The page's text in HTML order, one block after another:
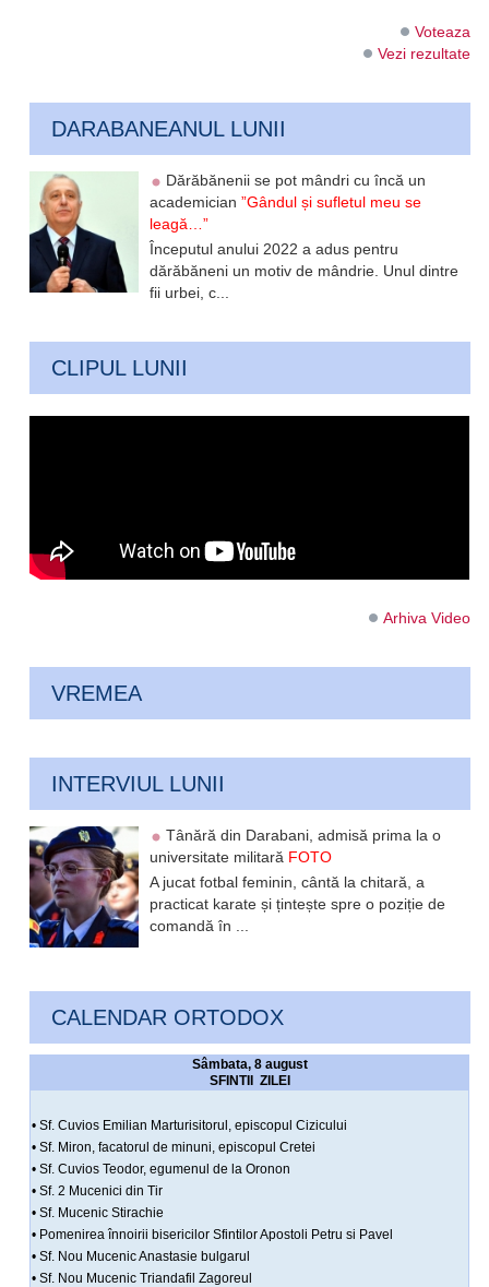
Voteaza
Vezi rezultate
DARABANEANUL LUNII
Dărăbănenii se pot mândri cu încă un
academician”Gândul și sufletul meu se
leagă…”
Începutul anului 2022 a adus pentru
dărăbăneni un motiv de mândrie. Unul dintre
fii urbei, c...
CLIPUL LUNII
Arhiva Video
VREMEA
INTERVIUL LUNII
Tânără din Darabani, admisă prima la o
universitate militară FOTO
A jucat fotbal feminin, cântă la chitară, a
practicat karate și țintește spre o poziție de
comandă în ...
CALENDAR ORTODOX
Sâmbata, 8 august
SFINTII ZILEI
• Sf. Cuvios Emilian Marturisitorul, episcopul Cizicului
• Sf. Miron, facatorul de minuni, episcopul Cretei
• Sf. Cuvios Teodor, egumenul de la Oronon
• Sf. 2 Mucenici din Tir
• Sf. Mucenic Stirachie
• Pomenirea înnoirii bisericilor Sfintilor Apostoli Petru si Pavel
• Sf. Nou Mucenic Anastasie bulgarul
• Sf. Nou Mucenic Triandafil Zagoreul